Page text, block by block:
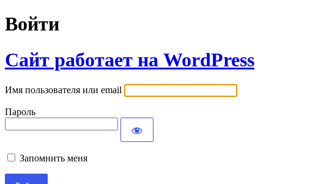
Войти
Сайт работает на WordPress
Имя пользователя или email
Пароль
Запомнить меня